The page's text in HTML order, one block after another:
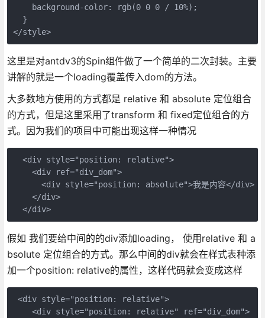
background-color: rgb(0 0 0 / 10%);
  }
</style>
这里是对antdv3的Spin组件做了一个简单的二次封装。主要
讲解的就是一个loading覆盖传入dom的方法。
大多数地方使用的方式都是 relative 和 absolute 定位组合
的方式，但是这里采用了transform 和 fixed定位组合的方
式。因为我们的项目中可能出现这样一种情况
  <div style="position: relative">
<div ref="div_dom">
<div style="position: absolute">我是内容</div>
</div>
  </div>
假如 我们要给中间的的div添加loading， 使用relative 和 a
bsolute 定位组合的方式。那么中间的div就会在样式表种添
加一个position: relative的属性，这样代码就会变成这样
<div style="position: relative">
<div style="position: relative" ref="div_dom">